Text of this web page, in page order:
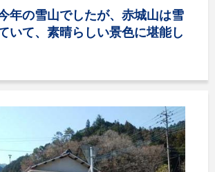
年の雪山でしたが、赤城山は雪
いて、素晴らしい景色に堪能し